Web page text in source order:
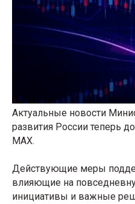
Актуальные новости
развития России теперь
MAX.
Действующие меры
влияющие на
инициативы и важные